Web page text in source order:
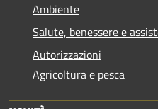
Ambiente
Salute, benessere e
Autorizzazioni
Agricoltura e pesca